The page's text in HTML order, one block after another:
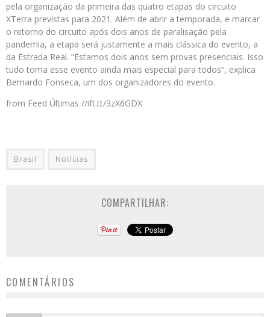
pela organização da primeira das quatro etapas do circuito
XTerra previstas para 2021. Além de abrir a temporada, e marcar
o retorno do circuito após dois anos de paralisação pela
pandemia, a etapa será justamente a mais clássica do evento, a
da Estrada Real. “Estamos dois anos sem provas presenciais. Isso
tudo torna esse evento ainda mais especial para todos”, explica
Bernardo Fonseca, um dos organizadores do evento.
from Feed Últimas //ift.tt/3zX6GDX
Brasil Notícias
COMPARTILHAR:
COMENTÁRIOS